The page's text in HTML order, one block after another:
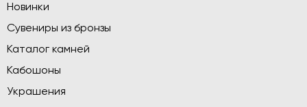
Новинки
Сувениры из бронзы
Каталог камней
Кабошоны
Украшения